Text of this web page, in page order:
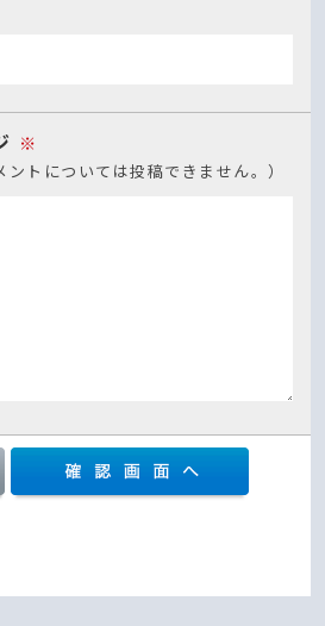
※
ントについては投稿できません。）